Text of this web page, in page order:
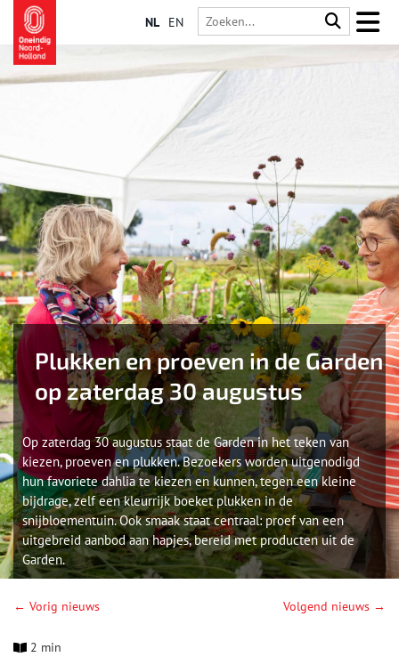
NL EN
Plukken en proeven in de Garden
op zaterdag 30 augustus
Op zaterdag 30 augustus staat de Garden in het teken van
kiezen, proeven en plukken. Bezoekers worden uitgenodigd
hun favoriete dahlia te kiezen en kunnen, tegen een kleine
bijdrage, zelf een kleurrijk boeket plukken in de
snijbloementuin. Ook smaak staat centraal: proef van een
uitgebreid aanbod aan hapjes, bereid met producten uit de
Garden.
← Vorig nieuws Volgend nieuws →
2 min